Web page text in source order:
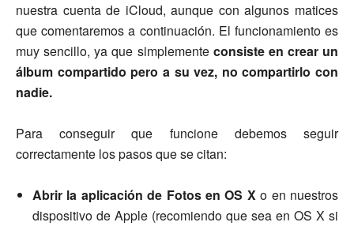
nuestra cuenta de iCloud, aunque con algunos matices
que comentaremos a continuación. El funcionamiento es
muy sencillo, ya que simplemente consiste en crear un
álbum compartido pero a su vez, no compartirlo con
nadie.
Para conseguir que funcione debemos seguir
correctamente los pasos que se citan:
Abrir la aplicación de Fotos en OS Xo en nuestros
dispositivo de Apple (recomiendo que sea en OS X si